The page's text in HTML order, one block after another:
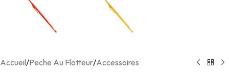
Accueil/Peche Au Flotteur/Accessoires